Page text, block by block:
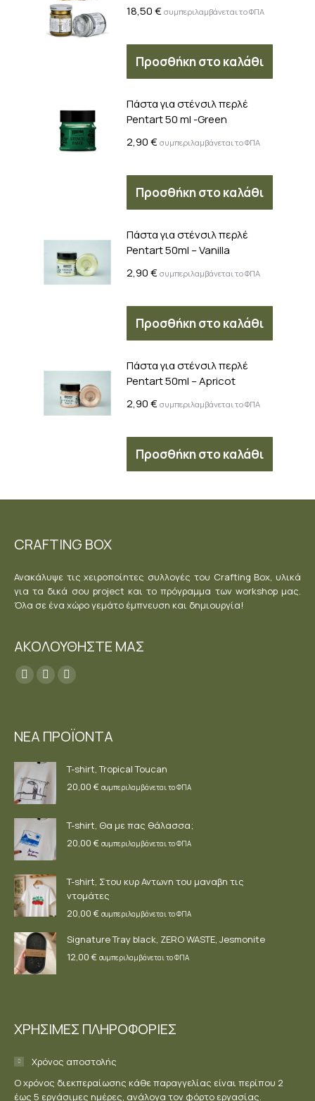
18,50€ συμπεριλαμβάνεται το ΦΠΑ
Προσθήκη στο καλάθι
Πάστα για στένσιλ περλέ
Pentart 50 ml -Green
2,90€ συμπεριλαμβάνεται το ΦΠΑ
Προσθήκη στο καλάθι
Πάστα για στένσιλ περλέ
Pentart 50ml – Vanilla
2,90€ συμπεριλαμβάνεται το ΦΠΑ
Προσθήκη στο καλάθι
Πάστα για στένσιλ περλέ
Pentart 50ml – Apricot
2,90€ συμπεριλαμβάνεται το ΦΠΑ
Προσθήκη στο καλάθι
CRAFTING BOX
Ανακάλυψε τις χειροποίητες συλλογές του Crafting Box, υλικά
για τα δικά σου project και το πρόγραμμα των workshop μας.
Όλα σε ένα χώρο γεμάτο έμπνευση και δημιουργία!
ΑΚΟΛΟΥΘΗΣΤΕ ΜΑΣ
Find us on:
Facebook
in
window
YouTube
window
Instagram
in
window
ΝΕΑ ΠΡΟΪΟΝΤΑ
T-shirt, Tropical Toucan
20,00 € συμπεριλαμβάνεται το ΦΠΑ
T-shirt, Θα με πας θάλασσα;
20,00 € συμπεριλαμβάνεται το ΦΠΑ
T-shirt, Στου κυρ Αντωνη του μαναβη τις
ντομάτες
20,00 € συμπεριλαμβάνεται το ΦΠΑ
Signature Tray black, ZERO WASTE, Jesmonite
12,00 € συμπεριλαμβάνεται το ΦΠΑ
ΧΡΗΣΙΜΕΣ ΠΛΗΡΟΦΟΡΙΕΣ
Χρόνος αποστολής
Ο χρόνος διεκπεραίωσης κάθε παραγγελίας είναι περίπου 2
έως 5 εργάσιμες ημέρες, ανάλογα τον φόρτο εργασίας.